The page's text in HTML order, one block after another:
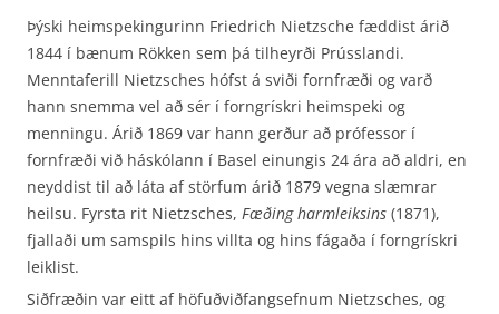
Þýski heimspekingurinn Friedrich Nietzsche fæddist árið
1844 í bænum Rökken sem þá tilheyrði Prússlandi.
Menntaferill Nietzsches hófst á sviði fornfræði og varð
hann snemma vel að sér í forn­grískri heimspeki og
menningu. Árið 1869 var hann gerður að prófessor í
fornfræði við háskólann í Basel einungis 24 ára að aldri, en
neyddist til að láta af störfum árið 1879 vegna slæmrar
heilsu. Fyrsta rit Nietzsches, Fæðing harmleiksins (1871),
fjallaði um samspils hins villta og hins fágaða í forngrískri
leiklist.
Siðfræðin var eitt af höfuðviðfangsefnum Nietzsches, og